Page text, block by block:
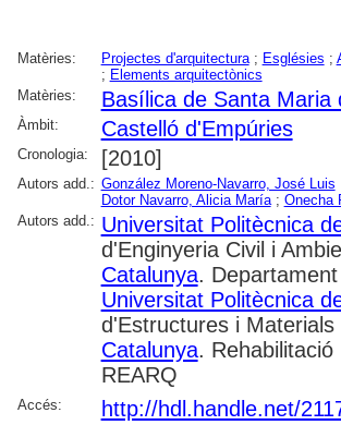
Matèries: Projectes d'arquitectura; Esglésies ;
; Elements arquitectònics
Matèries:
Basílica de Santa Maria
Àmbit: Castelló d'Empúries
Cronologia: [2010]
Autors add.: González Moreno-Navarro, José Luis
Dotor Navarro, Alicia María; Onecha
Autors add.: Universitat Politècnica
d'Enginyeria Civil i
Catalunya.
Universitat Politècnica
d'Estructures i
Catalunya. Rehabilitació
REARQ
Accés: http://hdl.handle.net/